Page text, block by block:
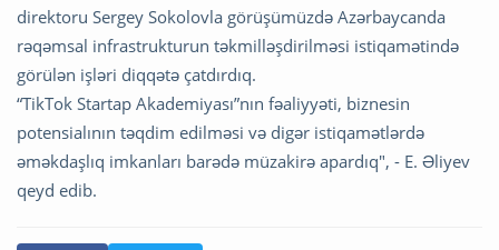
direktoru Sergey Sokolovla görüşümüzdə Azərbaycanda
rəqəmsal infrastrukturun təkmilləşdirilməsi istiqamətində
görülən işləri diqqətə çatdırdıq.
“TikTok Startap Akademiyası”nın fəaliyyəti, biznesin
potensialının təqdim edilməsi və digər istiqamətlərdə
əməkdaşlıq imkanları barədə müzakirə apardıq", - E. Əliyev
qeyd edib.